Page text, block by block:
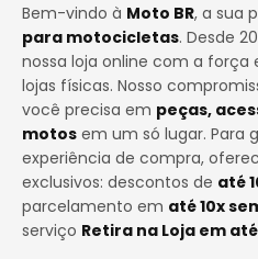
Bem-vindo à Moto BR, a sua
para motocicletas. Desde
nossa loja online com a força
lojas físicas. Nosso
você precisa em peças,
motos em um só lugar. Para
experiência de compra,
exclusivos: descontos de até
parcelamento em até 10x
serviço Retira na Loja em